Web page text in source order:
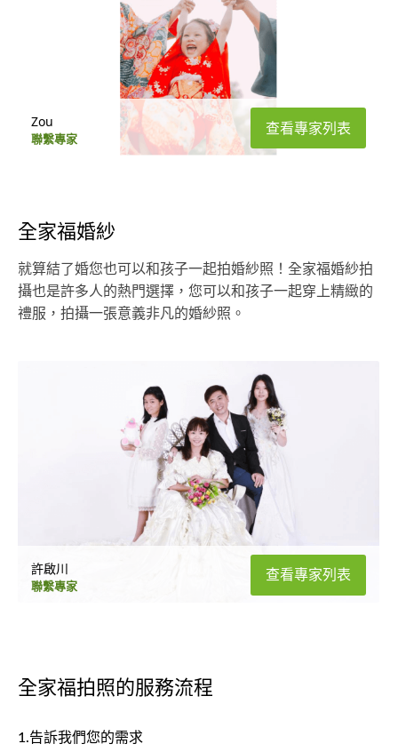
Zou
聯繫專家
查看專家列表
全家福婚紗
就算結了婚您也可以和孩子一起拍婚紗照！全家福婚紗拍
攝也是許多人的熱門選擇，您可以和孩子一起穿上精緻的
禮服，拍攝一張意義非凡的婚紗照。
許啟川
聯繫專家
查看專家列表
全家福拍照的服務流程
1.告訴我們您的需求